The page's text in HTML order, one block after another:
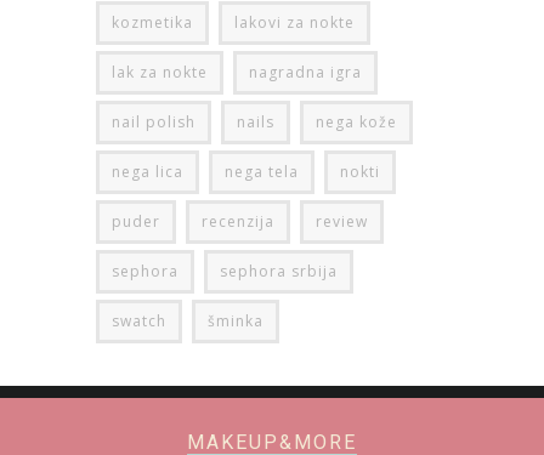
kozmetika lakovi za nokte
lak za nokte nagradna igra
nail polish nails nega kože
nega lica nega tela nokti
puder recenzija review
sephora sephora srbija
swatch šminka
MAKEUP&MORE